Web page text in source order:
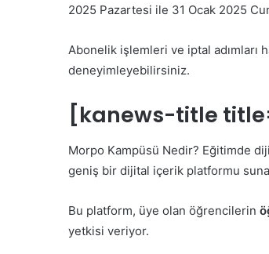
2025 Pazartesi ile 31 Ocak 2025
Abonelik işlemleri ve iptal adımları
deneyimleyebilirsiniz.
[kanews-title
Morpo Kampüsü Nedir? Eğitimde
geniş bir dijital içerik platformu
Bu platform, üye olan öğrencilerin
yetkisi veriyor.